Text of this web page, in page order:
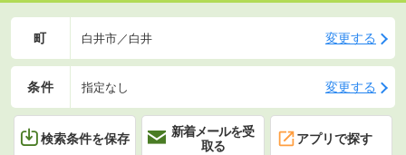
町 白井市／白井 変更する
条件 指定なし 変更する
検索条件を保存
新着メールを受
取る
アプリで探す